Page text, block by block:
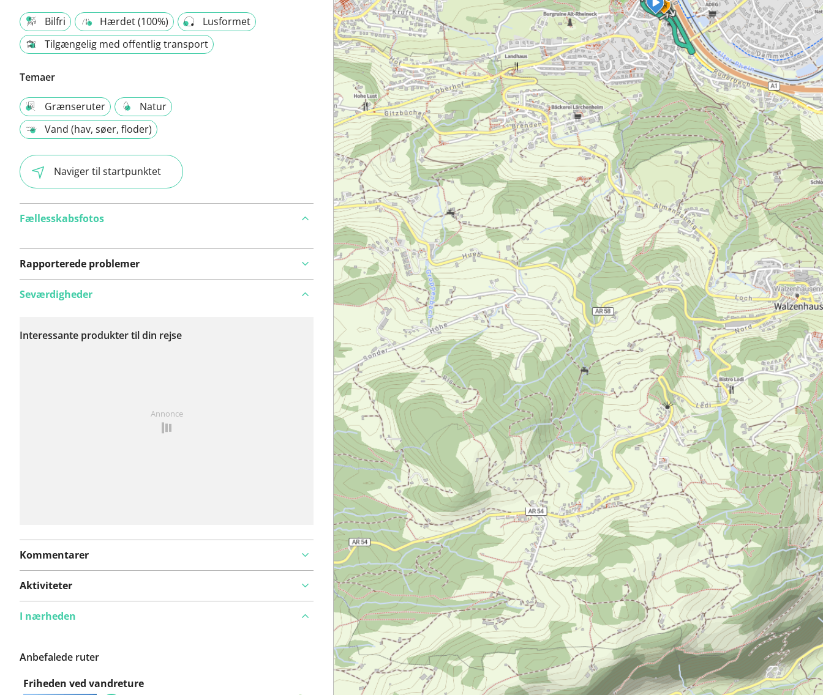
Bilfri Hærdet (100%)
Lusformet
Tilgængelig med offentlig transport
Temaer
Grænseruter
Natur
Vand (hav, søer, floder)
Naviger til startpunktet
Fællesskabsfotos
Rapporterede problemer
rapporteret nogen
problemer på denne
Har du lagt mærke til noget på denne rute?
Seværdigheder
Interessante produkter til din rejse
Annonce
Kommentarer
Aktiviteter
I nærheden
Anbefalede ruter
Friheden ved vandreture